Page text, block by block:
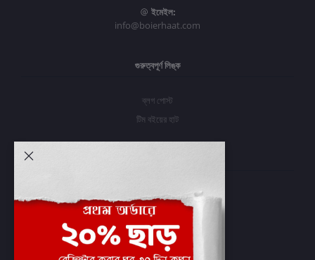
ইমেইল:
info@boierhaat.com
গুরুত্বপূর্ণ লিঙ্ক
ব্লগ পোস্ট
টিম বইয়ের হাট
প্রবেশ করুন
অর্ডার ইতিহাস
আমার ইচ্ছাগুলি
অর্ডার ট্র্যাকিং